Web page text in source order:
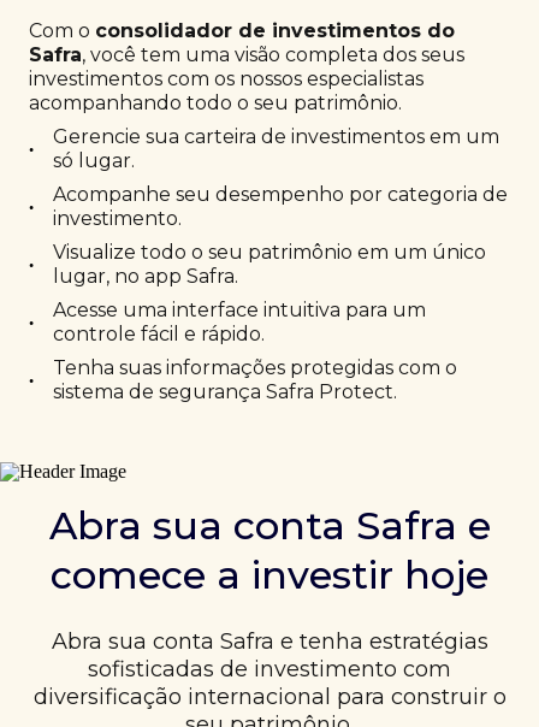
Com o consolidador de investimentos do
Safra, você tem uma visão completa dos seus
investimentos com os nossos especialistas
acompanhando todo o seu patrimônio.
•
Gerencie sua carteira de investimentos em um
só lugar.
•
Acompanhe seu desempenho por categoria de
investimento.
•
Visualize todo o seu patrimônio em um único
lugar, no app Safra.
•
Acesse uma interface intuitiva para um
controle fácil e rápido.
•
Tenha suas informações protegidas com o
sistema de segurança Safra Protect.
Abra sua conta Safra e
comece a investir hoje
Abra sua conta Safra e tenha estratégias
sofisticadas de investimento com
diversificação internacional para construir o